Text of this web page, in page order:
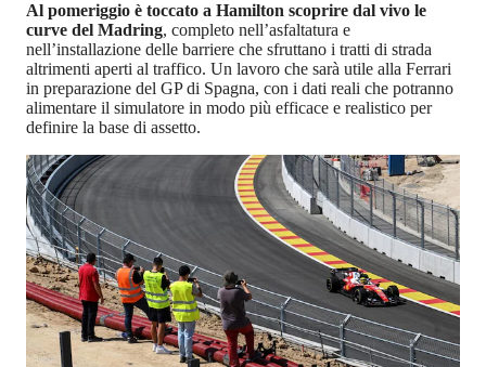
Al pomeriggio è toccato a Hamilton scoprire dal vivo le
curve del Madring, completo nell’asfaltatura e
nell’installazione delle barriere che sfruttano i tratti di strada
altrimenti aperti al traffico. Un lavoro che sarà utile alla Ferrari
in preparazione del GP di Spagna, con i dati reali che potranno
alimentare il simulatore in modo più efficace e realistico per
definire la base di assetto.